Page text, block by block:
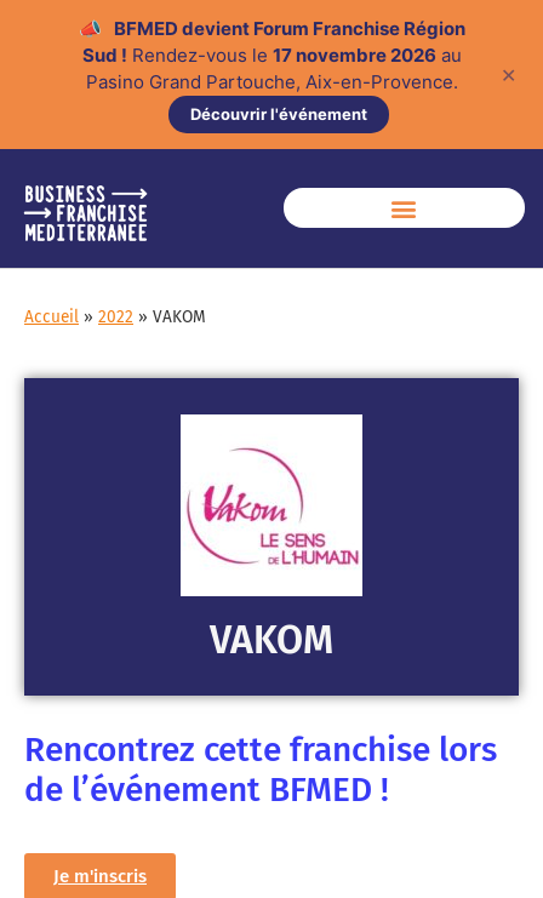
📣
BFMED devient Forum Franchise Région
Sud ! Rendez-vous le 17 novembre 2026 au
Pasino Grand Partouche, Aix-en-Provence.
Découvrir l'événement
✕
Accueil » 2022 » VAKOM
VAKOM
Rencontrez cette franchise lors
de l’événement BFMED !
Je m'inscris